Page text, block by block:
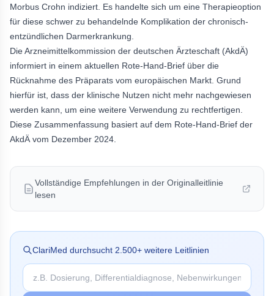
Morbus Crohn indiziert. Es handelte sich um eine Therapieoption
für diese schwer zu behandelnde Komplikation der chronisch-
entzündlichen Darmerkrankung.
Die Arzneimittelkommission der deutschen Ärzteschaft (AkdÄ)
informiert in einem aktuellen Rote-Hand-Brief über die
Rücknahme des Präparats vom europäischen Markt. Grund
hierfür ist, dass der klinische Nutzen nicht mehr nachgewiesen
werden kann, um eine weitere Verwendung zu rechtfertigen.
Diese Zusammenfassung basiert auf dem Rote-Hand-Brief der
AkdÄ vom Dezember 2024.
Vollständige Empfehlungen in der Originalleitlinie
lesen
ClariMed durchsucht 2.500+ weitere Leitlinien